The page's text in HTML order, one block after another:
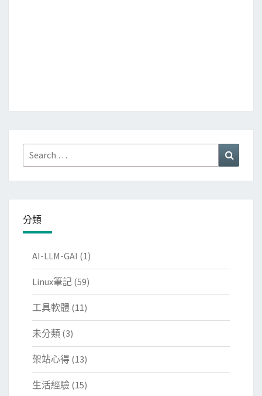
Search
for:
分類
AI-LLM-GAI (1)
Linux筆記 (59)
工具軟體 (11)
未分類 (3)
架站心得 (13)
生活經驗 (15)